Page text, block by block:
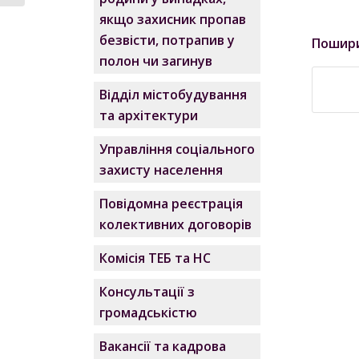
якщо захисник пропав
безвісти, потрапив у
полон чи загинув
Відділ містобудування
та архітектури
Управління соціального
захисту населення
Повідомна реєстрація
колективних договорів
Комісія ТЕБ та НС
Консультації з
громадськістю
Вакансії та кадрова